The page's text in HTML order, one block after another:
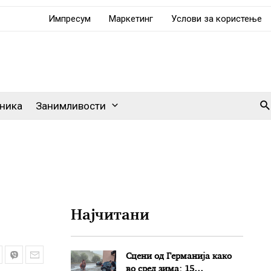
Импресум Маркетинг Услови за користење
Занимливости
Најчитани
Сцени од Германија како
во сред зима: 15